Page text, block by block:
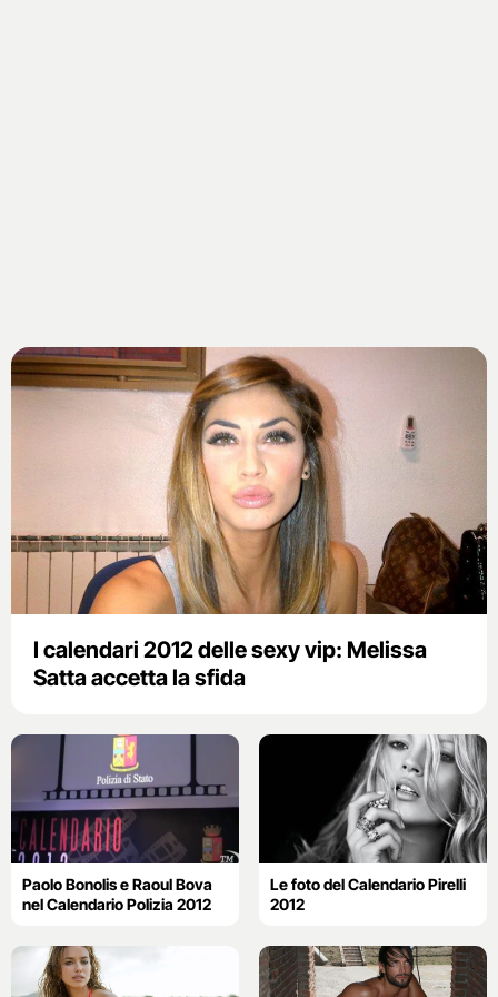
I calendari 2012 delle sexy vip: Melissa
Satta accetta la sfida
Paolo Bonolis e Raoul Bova
nel Calendario Polizia 2012
Le foto del Calendario Pirelli
2012